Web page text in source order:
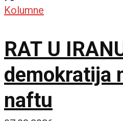
Kolumne
RAT U
demokratija
naftu